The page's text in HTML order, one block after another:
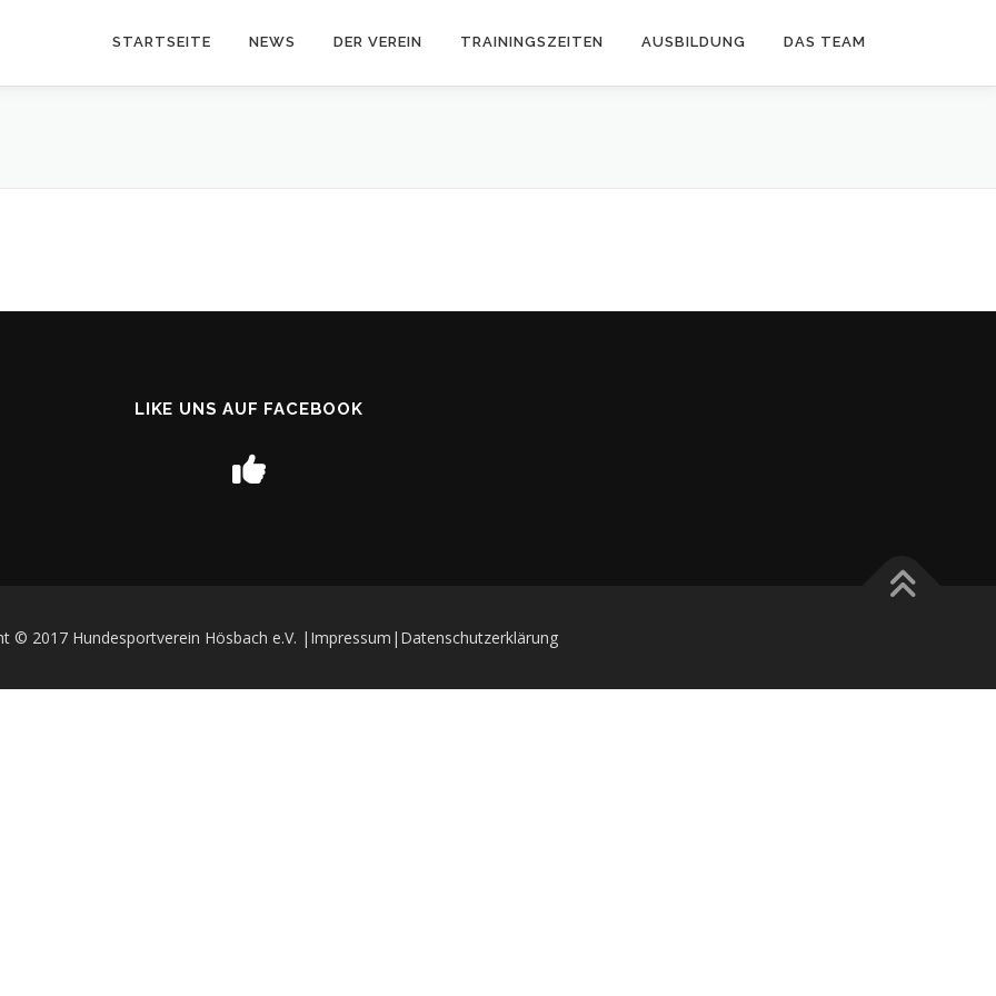
STARTSEITE NEWS DER VEREIN TRAININGSZEITEN AUSBILDUNG DAS TEAM
LIKE UNS AUF FACEBOOK
© 2017 Hundesportverein Hösbach e.V. |Impressum |Datenschutzerklärung